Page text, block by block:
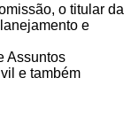
o titular da
e
Assuntos
e também